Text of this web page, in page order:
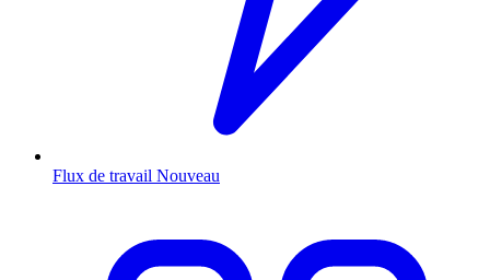
Flux de travail Nouveau